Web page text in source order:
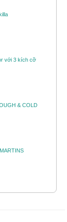
với 3 kích cỡ
& COLD